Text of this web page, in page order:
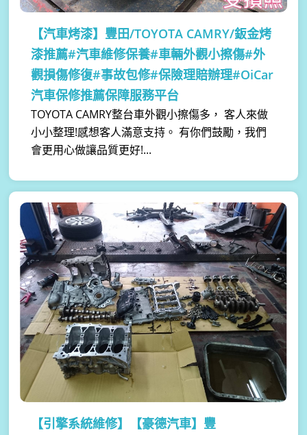
【汽車烤漆】 豐田/TOYOTA CAMRY/鈑金烤
漆推薦#汽車維修保養#車輛外觀小擦傷#外
觀損傷修復#事故包修#保險理賠辦理#OiCar
汽車保修推薦保障服務平台
TOYOTA CAMRY整台車外觀小擦傷多， 客人來做
小小整理!感想客人滿意支持。 有你們鼓勵，我們
會更用心做讓品質更好!...
【引擎系統維修】
【豪德汽車】豐